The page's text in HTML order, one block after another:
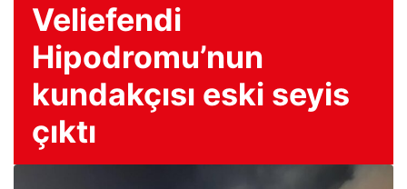
Veliefendi
Hipodromu’nun
kundakçısı eski seyis
çıktı